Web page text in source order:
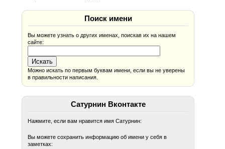
Поиск имени
Вы можете узнать о других именах, поискав их на нашем
сайте:
Можно искать по первым буквам имени, если вы не уверены
в правильности написания.
Сатурнин Вконтакте
Нажмите, если вам нравится имя Сатурнин:
Вы можете сохранить информацию об имени у себя в
заметках: